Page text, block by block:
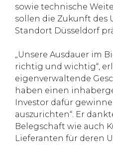
sowie technische
sollen die Zukunft des
Standort Düsseldorf
„Unsere Ausdauer im
richtig und wichtig“,
eigenverwaltende
haben einen
Investor dafür
auszurichten“. Er
Belegschaft wie auch
Lieferanten für deren